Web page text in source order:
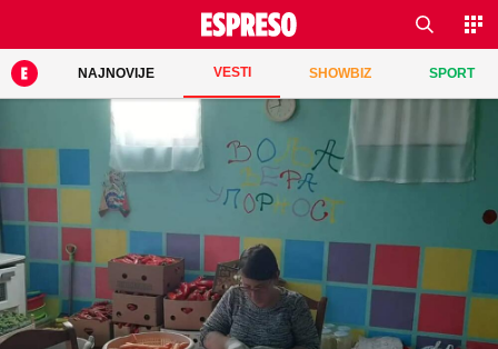
NAJNOVIJE VESTI SHOWBIZ SPORT